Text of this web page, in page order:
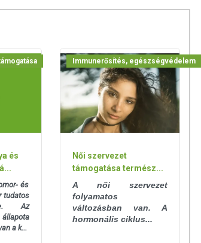
és
és
tudatos
Az
a k...
Immunerősítés, egészségvédelem
Női szervezet
támogatása termész...
A női szervezet
folyamatos
változásban van. A
hormonális ciklus...